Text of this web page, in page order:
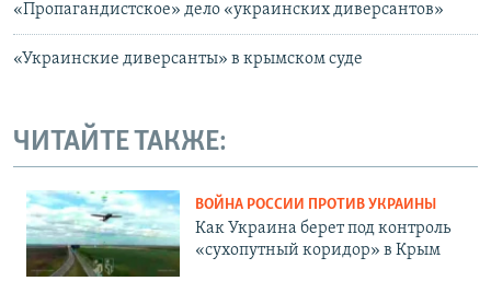
«Пропагандистское» дело «украинских диверсантов»
«Украинские диверсанты» в крымском суде
ЧИТАЙТЕ ТАКЖЕ:
ВОЙНА РОССИИ ПРОТИВ УКРАИНЫ
Как Украина берет под контроль
«сухопутный коридор» в Крым